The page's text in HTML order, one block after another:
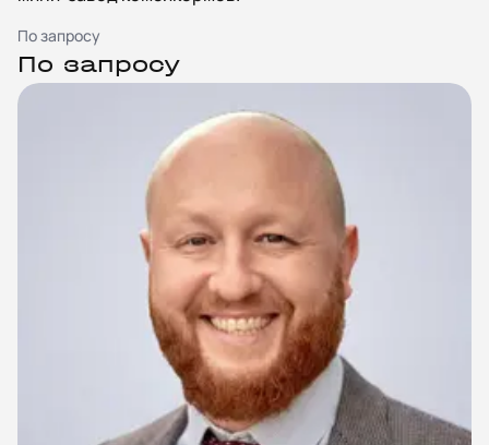
По запросу
По запросу